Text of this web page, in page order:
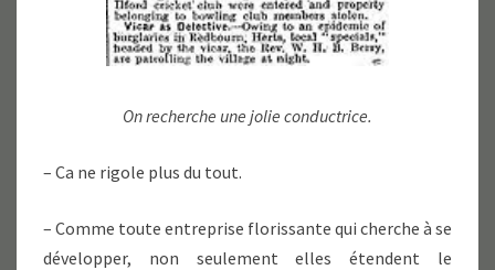
On recherche une jolie conductrice.
– Ca ne rigole plus du tout.
– Comme toute entreprise florissante qui cherche à se
développer, non seulement elles étendent le